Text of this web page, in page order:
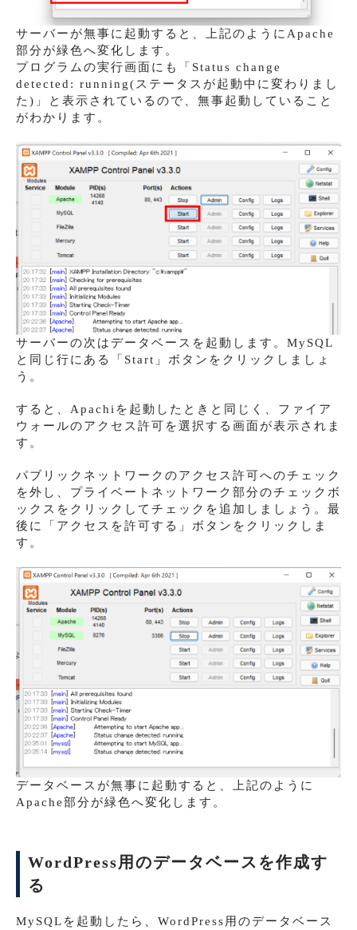
サーバーが無事に起動すると、上記のようにApache
部分が緑色へ変化します。
プログラムの実行画面にも「Status change
detected: running(ステータスが起動中に変わりまし
た)」と表示されているので、無事起動していること
がわかります。
サーバーの次はデータベースを起動します。MySQL
と同じ行にある「Start」ボタンをクリックしましょ
う。
すると、Apachiを起動したときと同じく、ファイア
ウォールのアクセス許可を選択する画面が表示されま
す。
パブリックネットワークのアクセス許可へのチェック
を外し、プライベートネットワーク部分のチェックボ
ックスをクリックしてチェックを追加しましょう。最
後に「アクセスを許可する」ボタンをクリックしま
す。
データベースが無事に起動すると、上記のように
Apache部分が緑色へ変化します。
WordPress用のデータベースを作成す
る
MySQLを起動したら、WordPress用のデータベース